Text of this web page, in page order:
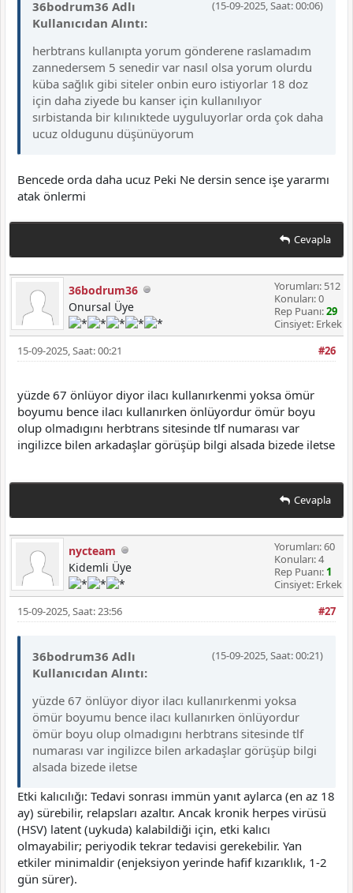
(15-09-2025, Saat: 00:06)
36bodrum36 Adlı
Kullanıcıdan Alıntı:
herbtrans kullanıpta yorum gönderene raslamadım
zannedersem 5 senedir var nasıl olsa yorum olurdu
küba sağlık gibi siteler onbin euro istiyorlar 18 doz
için daha ziyede bu kanser için kullanılıyor
sırbistanda bir kılınıktede uyguluyorlar orda çok daha
ucuz oldugunu düşünüyorum
Bencede orda daha ucuz Peki Ne dersin sence işe yararmı
atak önlermi
Cevapla
36bodrum36
Onursal Üye
Yorumları: 512
Konuları: 0
Rep Puanı:29
Cinsiyet: Erkek
#26
15-09-2025, Saat: 00:21
yüzde 67 önlüyor diyor ilacı kullanırkenmi yoksa ömür
boyumu bence ilacı kullanırken önlüyordur ömür boyu
olup olmadıgını herbtrans sitesinde tlf numarası var
ingilizce bilen arkadaşlar görüşüp bilgi alsada bizede iletse
Cevapla
nycteam
Kidemli Üye
Yorumları: 60
Konuları: 4
Rep Puanı: 1
Cinsiyet: Erkek
#27
15-09-2025, Saat: 23:56
(15-09-2025, Saat: 00:21)
36bodrum36 Adlı
Kullanıcıdan Alıntı:
yüzde 67 önlüyor diyor ilacı kullanırkenmi yoksa
ömür boyumu bence ilacı kullanırken önlüyordur
ömür boyu olup olmadıgını herbtrans sitesinde tlf
numarası var ingilizce bilen arkadaşlar görüşüp bilgi
alsada bizede iletse
Etki kalıcılığı: Tedavi sonrası immün yanıt aylarca (en az 18
ay) sürebilir, relapsları azaltır. Ancak kronik herpes virüsü
(HSV) latent (uykuda) kalabildiği için, etki kalıcı
olmayabilir; periyodik tekrar tedavisi gerekebilir. Yan
etkiler minimaldir (enjeksiyon yerinde hafif kızarıklık, 1-2
gün sürer).